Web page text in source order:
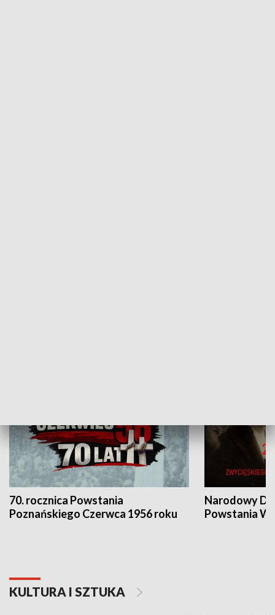
70. rocznica Powstania
Poznańskiego Czerwca 1956 roku
Narodowy
Powstania
KULTURA I SZTUKA